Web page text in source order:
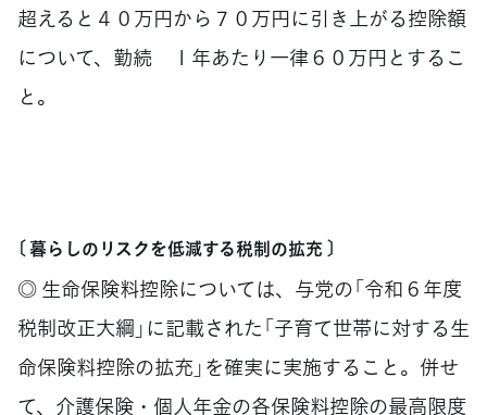
超えると４０万円から７０万円に引き上がる控除額
について、勤続 １年あたり一律６０万円とするこ
と。
〔 暮らしのリスクを低減する税制の拡充 〕
◎ 生命保険料控除については、与党の「令和６年度
税制改正大綱」に記載された「子育て世帯に対する生
命保険料控除の拡充」を確実に実施すること。併せ
て、介護保険・個人年金の各保険料控除の最高限度